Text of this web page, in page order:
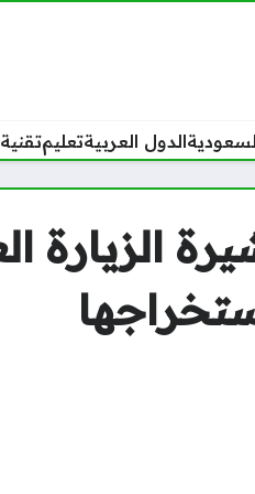
الدول العربيةتعليمتقنية